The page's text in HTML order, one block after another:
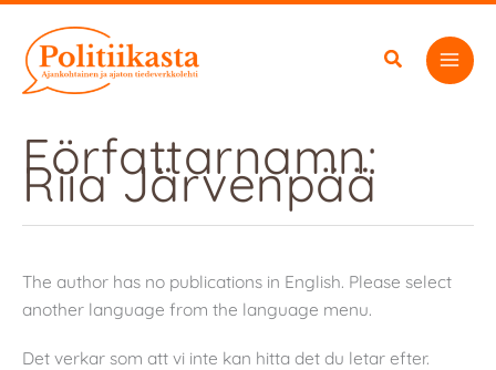
innehåll
Författarnamn:
Riia Järvenpää
The author has no publications in English. Please select
another language from the language menu.
Det verkar som att vi inte kan hitta det du letar efter.